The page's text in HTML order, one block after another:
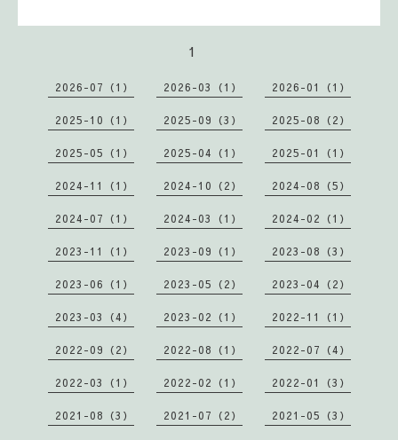
1
2026-07（1） 2026-03（1） 2026-01（1）
2025-10（1） 2025-09（3） 2025-08（2）
2025-05（1） 2025-04（1） 2025-01（1）
2024-11（1） 2024-10（2） 2024-08（5）
2024-07（1） 2024-03（1） 2024-02（1）
2023-11（1） 2023-09（1） 2023-08（3）
2023-06（1） 2023-05（2） 2023-04（2）
2023-03（4） 2023-02（1） 2022-11（1）
2022-09（2） 2022-08（1） 2022-07（4）
2022-03（1） 2022-02（1） 2022-01（3）
2021-08（3） 2021-07（2） 2021-05（3）